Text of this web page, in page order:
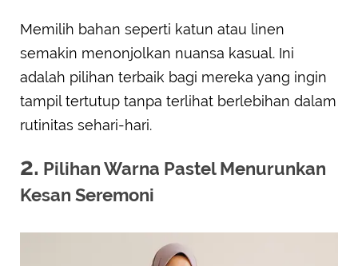
Memilih bahan seperti katun atau linen
semakin menonjolkan nuansa kasual. Ini
adalah pilihan terbaik bagi mereka yang ingin
tampil tertutup tanpa terlihat berlebihan dalam
rutinitas sehari-hari.
2. Pilihan Warna Pastel Menurunkan
Kesan Seremoni